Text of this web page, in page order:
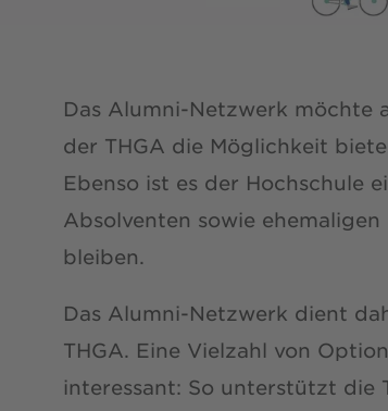
Das Alumni-Netzwerk möchte
der THGA die Möglichkeit
Ebenso ist es der Hochschule
Absolventen sowie
bleiben.
Das Alumni-Netzwerk dient
THGA. Eine Vielzahl von
interessant: So unterstützt die